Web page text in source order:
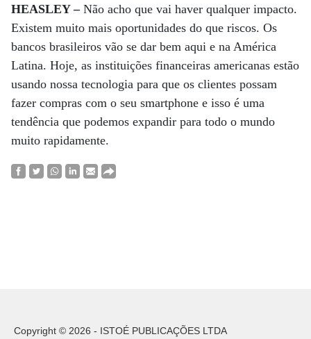
HEASLEY –Não acho que vai haver qualquer impacto.
Existem muito mais oportunidades do que riscos. Os
bancos brasileiros vão se dar bem aqui e na América
Latina. Hoje, as instituições financeiras americanas estão
usando nossa tecnologia para que os clientes possam
fazer compras com o seu smartphone e isso é uma
tendência que podemos expandir para todo o mundo
muito rapidamente.
Copyright © 2026 - ISTOÉ PUBLICAÇÕES LTDA